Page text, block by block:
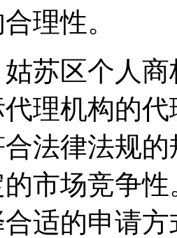
理性。
苏区个人
理机构的
法律法规
市场竞争
适的申请